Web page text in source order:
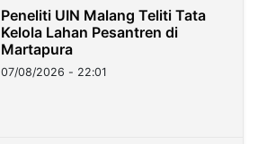
Peneliti UIN Malang Teliti Tata
Kelola Lahan Pesantren di
Martapura
07/08/2026 - 22:01